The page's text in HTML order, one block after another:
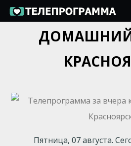
ДОМАШНИЙ
Пятница, 07 августа.